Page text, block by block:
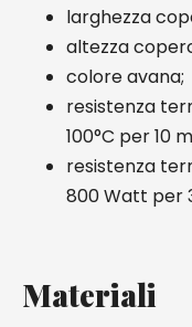
larghezza
altezza
colore avana;
resistenza
100°C per 10
resistenza
800 Watt per
Materiali